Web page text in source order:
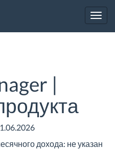
|
дохода: не указан